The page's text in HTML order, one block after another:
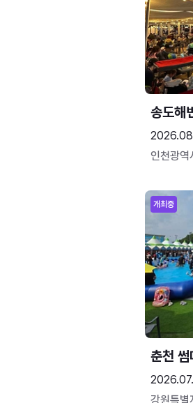
송도해
인천광역
개최중
춘천 썸
강원특별